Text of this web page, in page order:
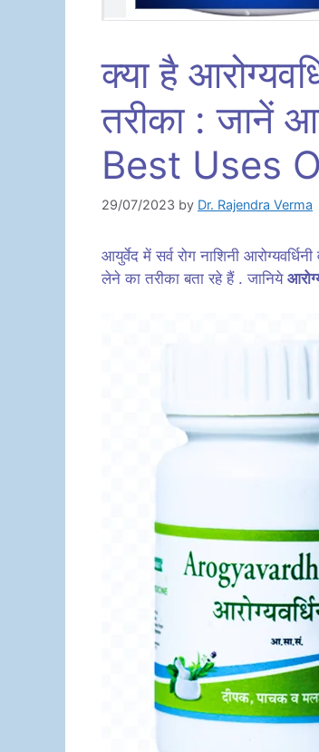
क्या है
तरीका : जानें
Best Uses
29/07/2023 by Dr. Rajendra Verma
आयुर्वेद में सर्व रोग नाशिनी
लेने का तरीका बता रहे हैं . जानिये